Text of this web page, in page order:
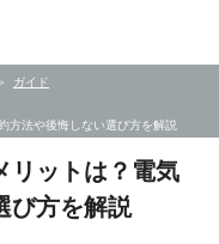
ガイド
方法や後悔しない選び方を解説
リットは？電気
び方を解説